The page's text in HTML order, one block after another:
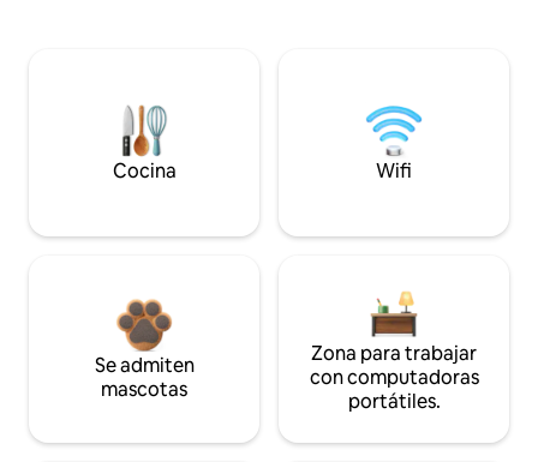
Cocina Wifi
Se admiten
mascotas
Zona para trabajar
con computadoras
portátiles.